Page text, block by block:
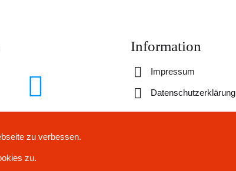
Information
Impressum
Datenschutzerklärung
zu verbessen.
zu.